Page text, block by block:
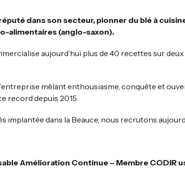
dans son secteur, pionner du blé à
alimentaires (anglo-saxon).
aujourd’hui plus de 40 recettes sur
mêlant enthousiasme, conquête et
record depuis 2015.
implantée dans la Beauce, nous recrutons
Amélioration Continue – Membre CODIR